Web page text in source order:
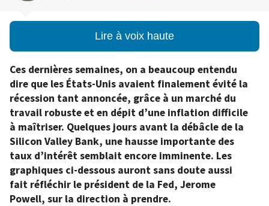
Lire à voix haute
Ces dernières semaines, on a beaucoup entendu
dire que les États-Unis avaient finalement évité la
récession tant annoncée, grâce à un marché du
travail robuste et en dépit d’une inflation difficile
à maîtriser. Quelques jours avant la débâcle de la
Silicon Valley Bank, une hausse importante des
taux d’intérêt semblait encore imminente. Les
graphiques ci-dessous auront sans doute aussi
fait réfléchir le président de la Fed, Jerome
Powell, sur la direction à prendre.